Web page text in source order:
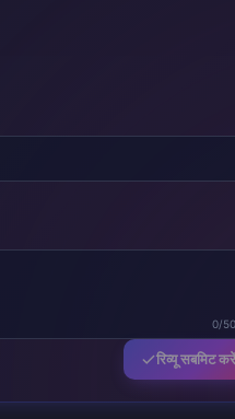
0/
रिव्यू सबमिट करें